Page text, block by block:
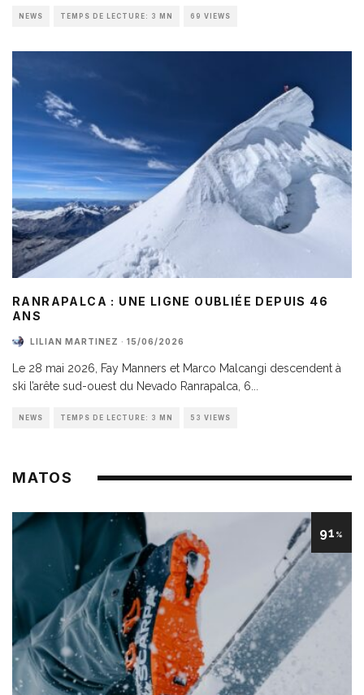
NEWS TEMPS DE LECTURE: 3 MN 69 VIEWS
RANRAPALCA : UNE LIGNE OUBLIÉE DEPUIS 46
ANS
LILIAN MARTINEZ · 15/06/2026
Le 28 mai 2026, Fay Manners et Marco Malcangi descendent à
ski l’arête sud-ouest du Nevado Ranrapalca, 6
NEWS TEMPS DE LECTURE: 3 MN 53 VIEWS
MATOS
91 %